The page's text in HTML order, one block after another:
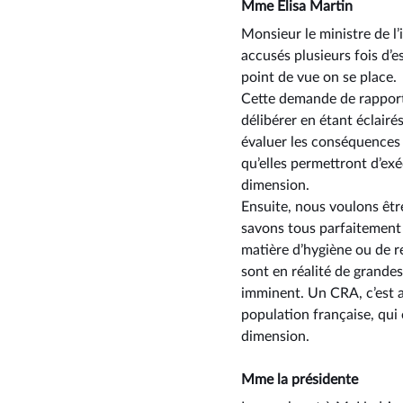
Mme Élisa Martin
Monsieur le ministre de
accusés plusieurs fois
point de vue on se place.
Cette demande de
délibérer en étant
évaluer les
qu’elles permettront
dimension.
Ensuite, nous voulons
savons tous
matière d’hygiène ou de
sont en réalité de
imminent. Un CRA,
population française, qui
dimension.
Mme la présidente